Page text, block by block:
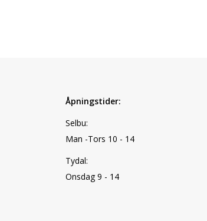
Åpningstider:
Selbu:
Man -Tors 10 - 14
Tydal:
Onsdag 9 - 14